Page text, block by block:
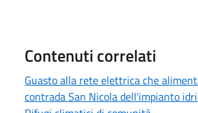
Contenuti correlati
Guasto alla rete elettrica che
contrada San Nicola dell'impianto